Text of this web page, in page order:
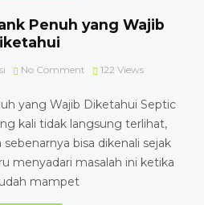
Penuh yang Wajib
No Comment 122 Views
yang Wajib Diketahui Septic
kali tidak langsung terlihat,
bisa dikenali sejak
menyadari masalah ini ketika
mampet